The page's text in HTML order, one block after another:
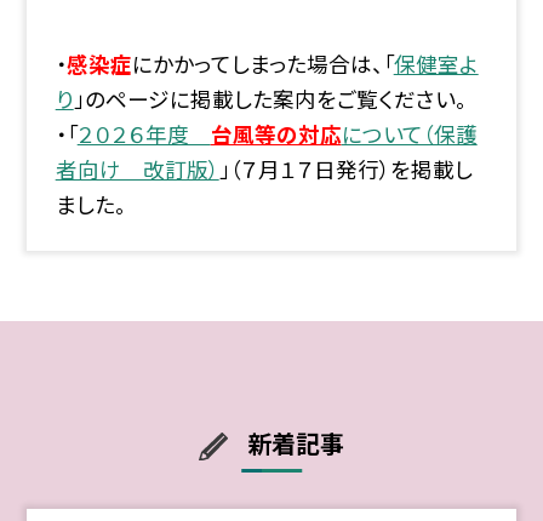
・感染症にかかってしまった場合は、「保健室よ
り」のページに掲載した案内をご覧ください。
・「２０２６年度 台風等の対応について（保護
者向け 改訂版） 」（７月１７日発行）を掲載し
ました。
新着記事